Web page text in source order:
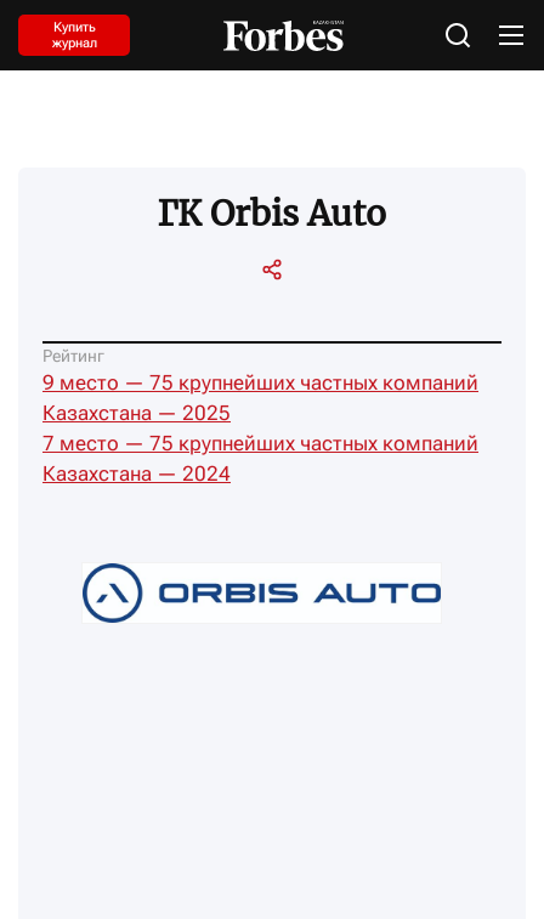
Купить
журнал
ГК Orbis Auto
Рейтинг
9 место — 75 крупнейших частных компаний
Казахстана — 2025
7 место — 75 крупнейших частных компаний
Казахстана — 2024